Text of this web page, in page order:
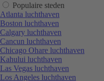
Populaire steden
Atlanta luchthaven
Boston luchthaven
Calgary luchthaven
Cancun luchthaven
Chicago Ohare luchthaven
Kahului luchthaven
Las Vegas luchthaven
Los Angeles luchthaven